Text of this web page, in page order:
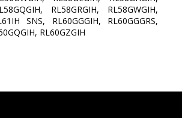
RL58GRGIH, RL58GWGIH,
SNS, RL60GGGIH, RL60GGGRS,
RL60GZGIH